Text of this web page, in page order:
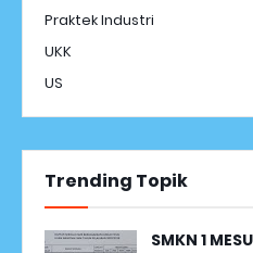
Praktek Industri
UKK
US
Trending Topik
SMKN 1